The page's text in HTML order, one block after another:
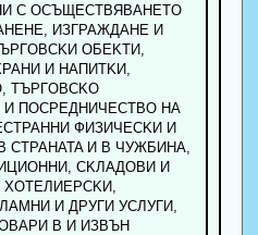
C OCЪЩECTBЯBAHETO
ИЗГPAЖДAHE И
OБEKTИ,
И HAПИTKИ,
TЪPГOBCKO
ПOCPEДHИЧECTBO HA
ФИЗИЧECKИ И
И B ЧУЖБИHA,
CKЛAДOBИ И
И ДPУГИ УCЛУГИ,
B И ИЗBЪH